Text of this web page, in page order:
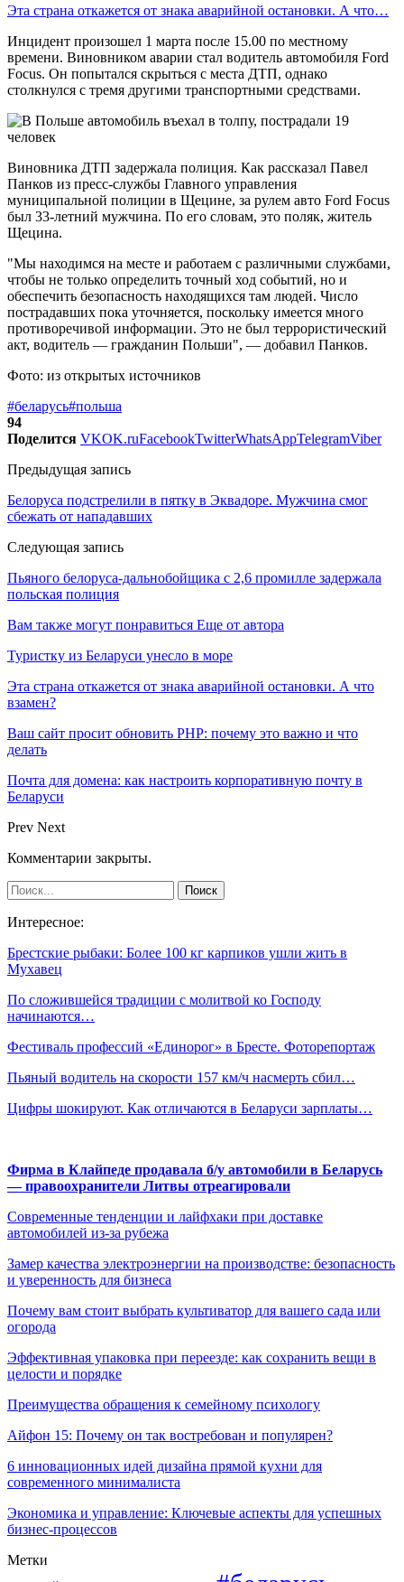
Эта страна откажется от знака аварийной остановки. А что…
Инцидент произошел 1 марта после 15.00 по местному
времени. Виновником аварии стал водитель автомобиля Ford
Focus. Он попытался скрыться с места ДТП, однако
столкнулся с тремя другими транспортными средствами.
Виновника ДТП задержала полиция. Как рассказал Павел
Панков из пресс-службы Главного управления
муниципальной полиции в Щецине, за рулем авто Ford Focus
был 33-летний мужчина. По его словам, это поляк, житель
Щецина.
"Мы находимся на месте и работаем с различными службами,
чтобы не только определить точный ход событий, но и
обеспечить безопасность находящихся там людей. Число
пострадавших пока уточняется, поскольку имеется много
противоречивой информации. Это не был террористический
акт, водитель — гражданин Польши", — добавил Панков.
Фото: из открытых источников
#беларусь#польша
94
Поделится VKOK.ruFacebookTwitterWhatsAppTelegramViber
Предыдущая запись
Белоруса подстрелили в пятку в Эквадоре. Мужчина смог
сбежать от нападавших
Следующая запись
Пьяного белоруса-дальнобойщика с 2,6 промилле задержала
польская полиция
Вам также могут понравиться Еще от автора
Туристку из Беларуси унесло в море
Эта страна откажется от знака аварийной остановки. А что
взамен?
Ваш сайт просит обновить PHP: почему это важно и что
делать
Почта для домена: как настроить корпоративную почту в
Беларуси
Prev Next
Комментарии закрыты.
Интересное:
Брестские рыбаки: Более 100 кг карпиков ушли жить в
Мухавец
По сложившейся традиции с молитвой ко Господу
начинаются…
Фестиваль профессий «Единорог» в Бресте. Фоторепортаж
Пьяный водитель на скорости 157 км/ч насмерть сбил…
Цифры шокируют. Как отличаются в Беларуси зарплаты…
Фирма в Клайпеде продавала б/у автомобили в Беларусь
— правоохранители Литвы отреагировали
Современные тенденции и лайфхаки при доставке
автомобилей из-за рубежа
Замер качества электроэнергии на производстве: безопасность
и уверенность для бизнеса
Почему вам стоит выбрать культиватор для вашего сада или
огорода
Эффективная упаковка при переезде: как сохранить вещи в
целости и порядке
Преимущества обращения к семейному психологу
Айфон 15: Почему он так востребован и популярен?
6 инновационных идей дизайна прямой кухни для
современного минималиста
Экономика и управление: Ключевые аспекты для успешных
бизнес-процессов
Метки